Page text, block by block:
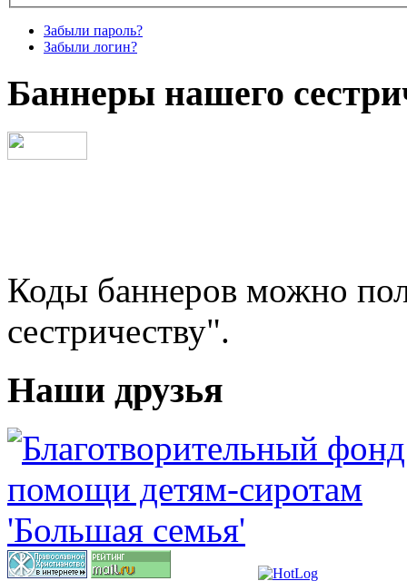
Забыли пароль?
Забыли логин?
Баннеры нашего
Коды баннеров можно
сестричеству".
Наши друзья